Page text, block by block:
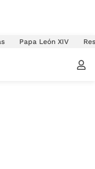
Papa León XIV